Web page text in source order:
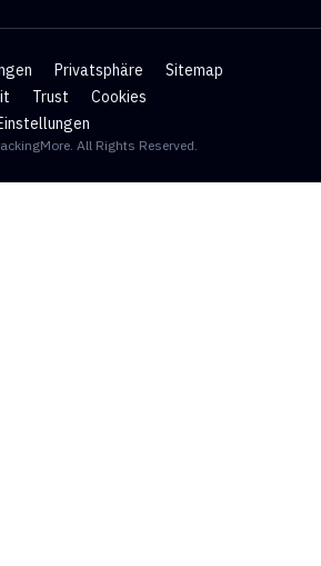
Privatsphäre
Sitemap
Trust
Cookies
All Rights Reserved.